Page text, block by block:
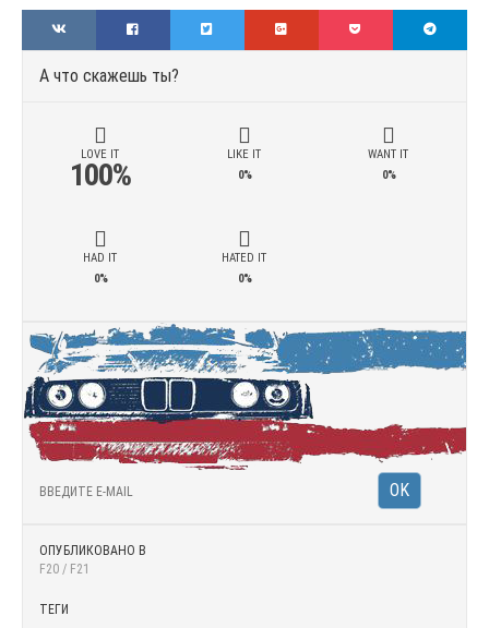
А что скажешь ты?
LOVE IT
100%
LIKE IT
0%
WANT IT
0%
HAD IT
0%
HATED IT
0%
ОПУБЛИКОВАНО В
F20 / F21
ТЕГИ